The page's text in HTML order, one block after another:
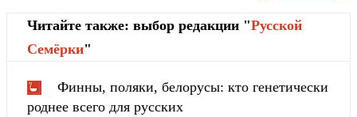
Читайте также: выбор редакции "Русской
Cемёрки"
Финны, поляки, белорусы: кто генетически
роднее всего для русских